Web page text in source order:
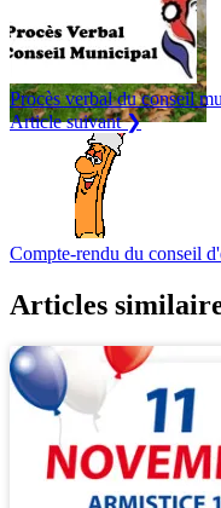
Procès verbal du conseil
Article suivant ❯
Compte-rendu du conseil
Articles